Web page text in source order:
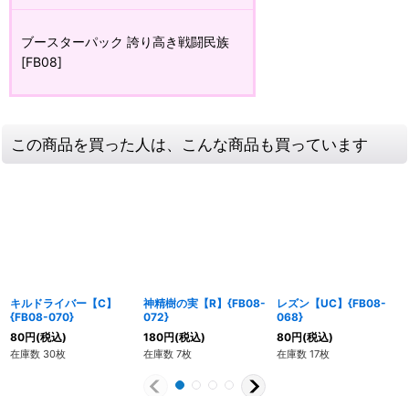
ブースターパック 誇り高き戦闘民族
[FB08]
この商品を買った人は、こんな商品も買っています
キルドライバー【C】
{FB08-070}
80円(税込)
在庫数 30枚
神精樹の実【R】{FB08-
072}
180円(税込)
在庫数 7枚
レズン【UC】{FB08-
068}
80円(税込)
在庫数 17枚